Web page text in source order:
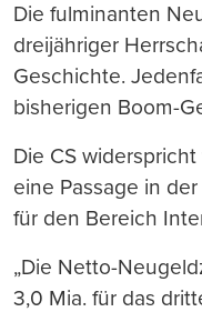
Die fulminanten
dreijähriger
Geschichte.
bisherigen Boom-
Die CS
eine Passage in
für den Bereich
„Die Netto-
3,0 Mia. für das